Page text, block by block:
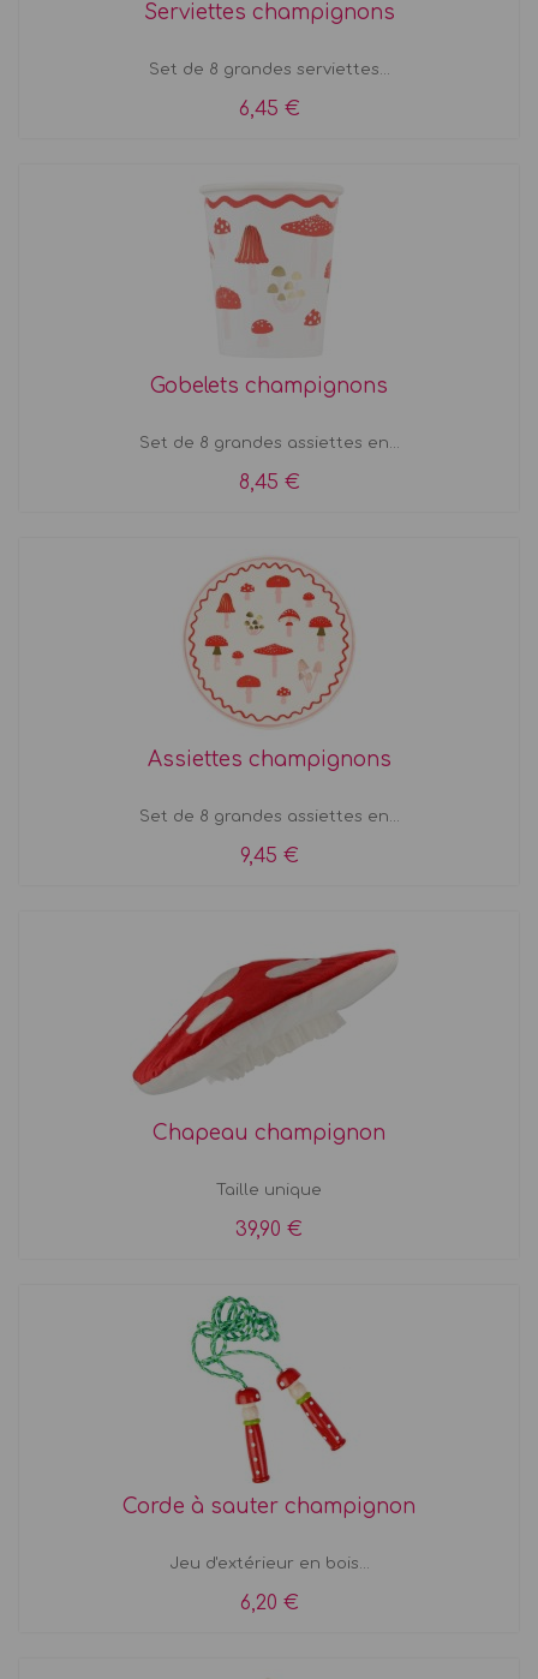
Serviettes champignons
Set de 8 grandes serviettes...
6,45 €
Gobelets champignons
Set de 8 grandes assiettes en...
8,45 €
Assiettes champignons
Set de 8 grandes assiettes en...
9,45 €
Chapeau champignon
Taille unique
39,90 €
Corde à sauter champignon
Jeu d'extérieur en bois...
6,20 €